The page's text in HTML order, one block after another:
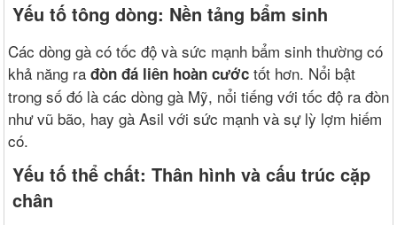
Yếu tố tông dòng: Nền tảng bẩm sinh
Các dòng gà có tốc độ và sức mạnh bẩm sinh thường có
khả năng ra đòn đá liên hoàn cước tốt hơn. Nổi bật
trong số đó là các dòng gà Mỹ, nổi tiếng với tốc độ ra đòn
như vũ bão, hay gà Asil với sức mạnh và sự lỳ lợm hiếm
có.
Yếu tố thể chất: Thân hình và cấu trúc cặp
chân